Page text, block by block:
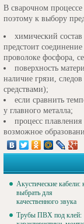
В сварочном
поэтому к выбору
химический
предстоит
проволоке фосфора,
поверхность
наличие грязи,
средствами);
если сравнить
у главного металла;
процесс
возможное
Акустические кабели:
выбрать для
качественного звука
Трубы ПВХ под клей: